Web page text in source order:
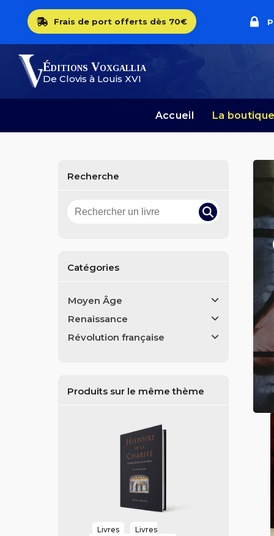
Frais de port offerts dès 70€
Éditions Voxgallia
De Clovis à Louis XVI
Accueil La
Recherche
Catégories
Moyen Âge
Renaissance
Révolution française
Produits sur le même thème
Livres
Livres